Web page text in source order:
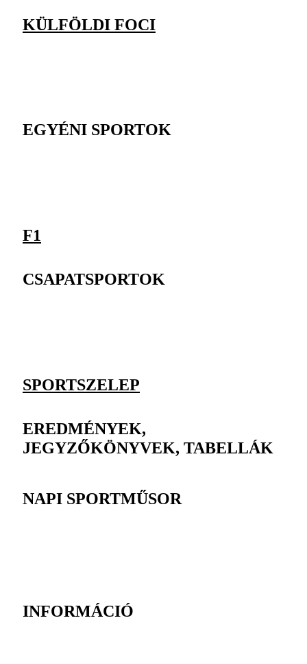
KÜLFÖLDI FOCI
EGYÉNI SPORTOK
F1
CSAPATSPORTOK
SPORTSZELEP
EREDMÉNYEK,
JEGYZŐKÖNYVEK, TABELLÁK
NAPI SPORTMŰSOR
INFORMÁCIÓ